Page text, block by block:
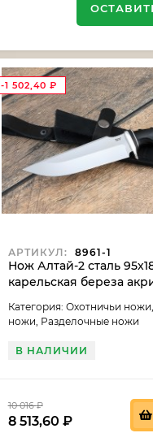
-1 502,40 ₽
АРТИКУЛ: 8961-1
Нож Алтай-2 сталь
карельская береза
Категория: Охотничьи
ножи, Разделочные ножи
В НАЛИЧИИ
10 016₽
8 513,60 ₽